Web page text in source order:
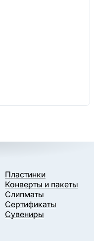
Пластинки
Конверты и пакеты
Слипматы
Сертификаты
Сувениры